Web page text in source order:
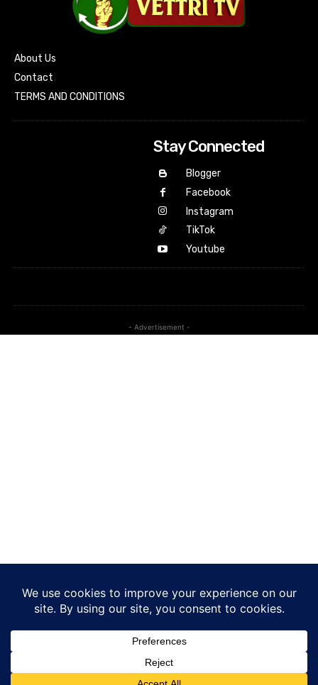
About Us
Contact
TERMS AND CONDITIONS
Stay Connected
Blogger
Facebook
Instagram
TikTok
Youtube
- Advertisement -